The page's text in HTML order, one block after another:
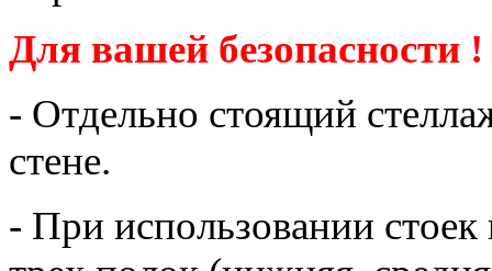
Для вашей безопасности
- Отдельно стоящий
стене.
- При использовании